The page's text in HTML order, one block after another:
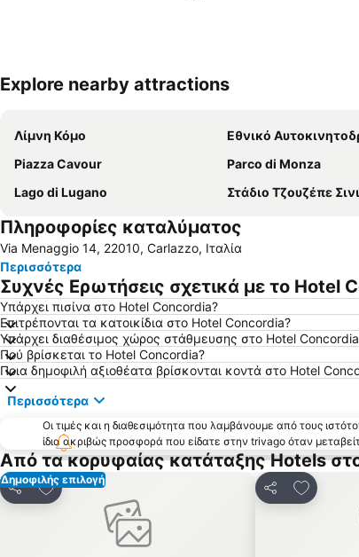
Explore nearby attractions
Λίμνη Κόμο Εθνικό
Piazza Cavour
Parco di Monza
Lago di Lugano
Στάδιο Τζουζέπε
Πληροφορίες καταλύματος
Via Menaggio 14, 22010, Carlazzo, Ιταλία
Περισσότερα
Συχνές Ερωτήσεις σχετικά με το Hotel
Υπάρχει πισίνα στο Hotel Concordia?
Επιτρέπονται τα κατοικίδια στο Hotel Concordia?
Υπάρχει διαθέσιμος χώρος στάθμευσης στο Hotel
Πού βρίσκεται το Hotel Concordia?
Ποια δημοφιλή αξιοθέατα βρίσκονται κοντά στο Hotel
Περισσότερα
Οι τιμές και η διαθεσιμότητα που λαμβάνουμε από τους
ίδια ακριβώς προσφορά που είδατε στην trivago όταν
Από τα κορυφαίας κατάταξης Hotels
Δημοφιλής επιλογή
Κοινοποίηση
Προσθήκη στα αγαπημένα
Κοινοποίηση